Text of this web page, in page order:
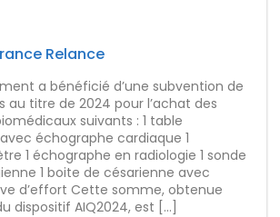
Relance
a bénéficié d’une subvention de
au titre de 2024 pour l’achat des
suivants : 1 table
échographe cardiaque 1
1 échographe en radiologie 1 sonde
1 boite de césarienne avec
d’effort Cette somme, obtenue
dispositif AIQ2024, est […]